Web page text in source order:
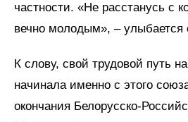
частности. «Не расстанусь с
вечно молодым», – улыбается
К слову, свой трудовой путь
начинала именно с этого
окончания Белорусско-